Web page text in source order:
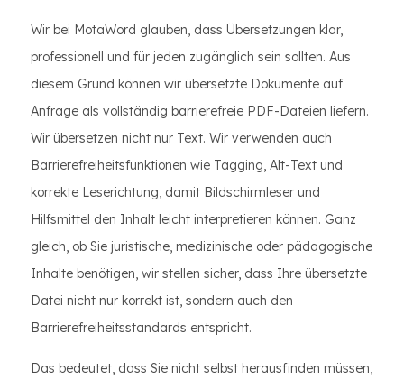
Wir bei MotaWord glauben, dass Übersetzungen klar,
professionell und für jeden zugänglich sein sollten. Aus
diesem Grund können wir übersetzte Dokumente auf
Anfrage als vollständig barrierefreie PDF-Dateien liefern.
Wir übersetzen nicht nur Text. Wir verwenden auch
Barrierefreiheitsfunktionen wie Tagging, Alt-Text und
korrekte Leserichtung, damit Bildschirmleser und
Hilfsmittel den Inhalt leicht interpretieren können. Ganz
gleich, ob Sie juristische, medizinische oder pädagogische
Inhalte benötigen, wir stellen sicher, dass Ihre übersetzte
Datei nicht nur korrekt ist, sondern auch den
Barrierefreiheitsstandards entspricht.
Das bedeutet, dass Sie nicht selbst herausfinden müssen,